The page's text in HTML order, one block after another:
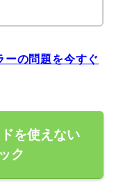
の問題を今すぐ
を使えない
ク